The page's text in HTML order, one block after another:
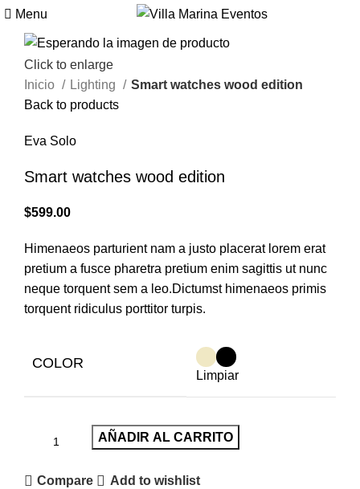
Menu
Click to enlarge
Inicio
Lighting
Smart watches wood edition
Back to products
Eva Solo
Smart watches wood edition
$599.00
Himenaeos parturient nam a justo placerat lorem erat
pretium a fusce pharetra pretium enim sagittis ut nunc
neque torquent sem a leo.Dictumst himenaeos primis
torquent ridiculus porttitor turpis.
COLOR
Limpiar
AÑADIR AL CARRITO
Compare Add to wishlist